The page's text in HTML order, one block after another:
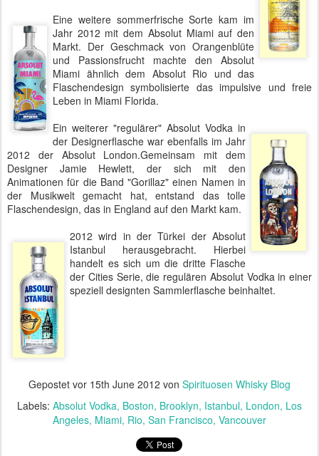
Eine weitere sommerfrische Sorte kam im
Jahr 2012 mit dem Absolut Miami auf den
Markt. Der Geschmack von Orangenblüte
und Passionsfrucht machte den Absolut
Miami ähnlich dem Absolut Rio und das
Flaschendesign symbolisierte das impulsive und freie
Leben in Miami Florida.
Ein weiterer "regulärer" Absolut Vodka in
der Designerflasche war ebenfalls im Jahr
2012 der Absolut London.Gemeinsam mit dem
Designer Jamie Hewlett, der sich mit den
Animationen für die Band "Gorillaz" einen Namen in
der Musikwelt gemacht hat, entstand das tolle
Flaschendesign, das in England auf den Markt kam.
2012 wird in der Türkei der Absolut
Istanbul herausgebracht. Hierbei
handelt es sich um die dritte Flasche
der Cities Serie, die regulären Absolut Vodka in einer
speziell designten Sammlerflasche beinhaltet.
Gepostet vor 15th June 2012 von Spirituosen Whisky Blog
Labels: Absolut Vodka Boston Brooklyn Istanbul London Los
Angeles Miami Rio San Francisco Vancouver